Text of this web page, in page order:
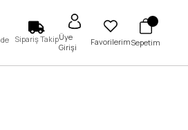
Sipariş TakipÜye
Girişi
FavorilerimSepetim